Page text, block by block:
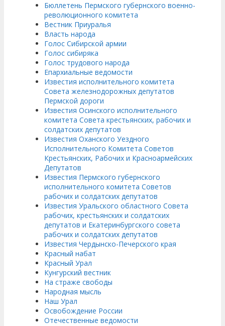
Бюллетень Пермского губернского военно-
революционного комитета
Вестник Приуралья
Власть народа
Голос Сибирской армии
Голос сибиряка
Голос трудового народа
Епархиальные ведомости
Известия исполнительного комитета
Совета железнодорожных депутатов
Пермской дороги
Известия Осинского исполнительного
комитета Совета крестьянских, рабочих и
солдатских депутатов
Известия Оханского Уездного
Исполнительного Комитета Советов
Крестьянских, Рабочих и Красноармейских
Депутатов
Известия Пермского губернского
исполнительного комитета Советов
рабочих и солдатских депутатов
Известия Уральского областного Совета
рабочих, крестьянских и солдатских
депутатов и Екатеринбургского совета
рабочих и солдатских депутатов
Известия Чердынско-Печерского края
Красный набат
Красный Урал
Кунгурский вестник
На страже свободы
Народная мысль
Наш Урал
Освобождение России
Отечественные ведомости